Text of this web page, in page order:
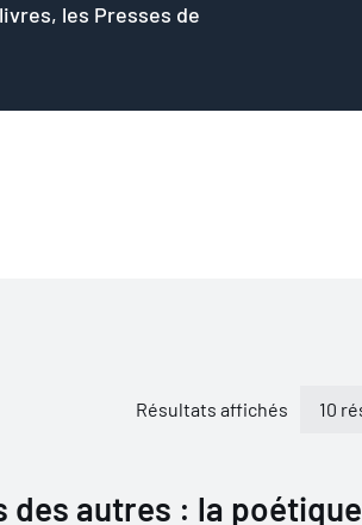
les Presses de
Résultats affichés
des autres : la poétique